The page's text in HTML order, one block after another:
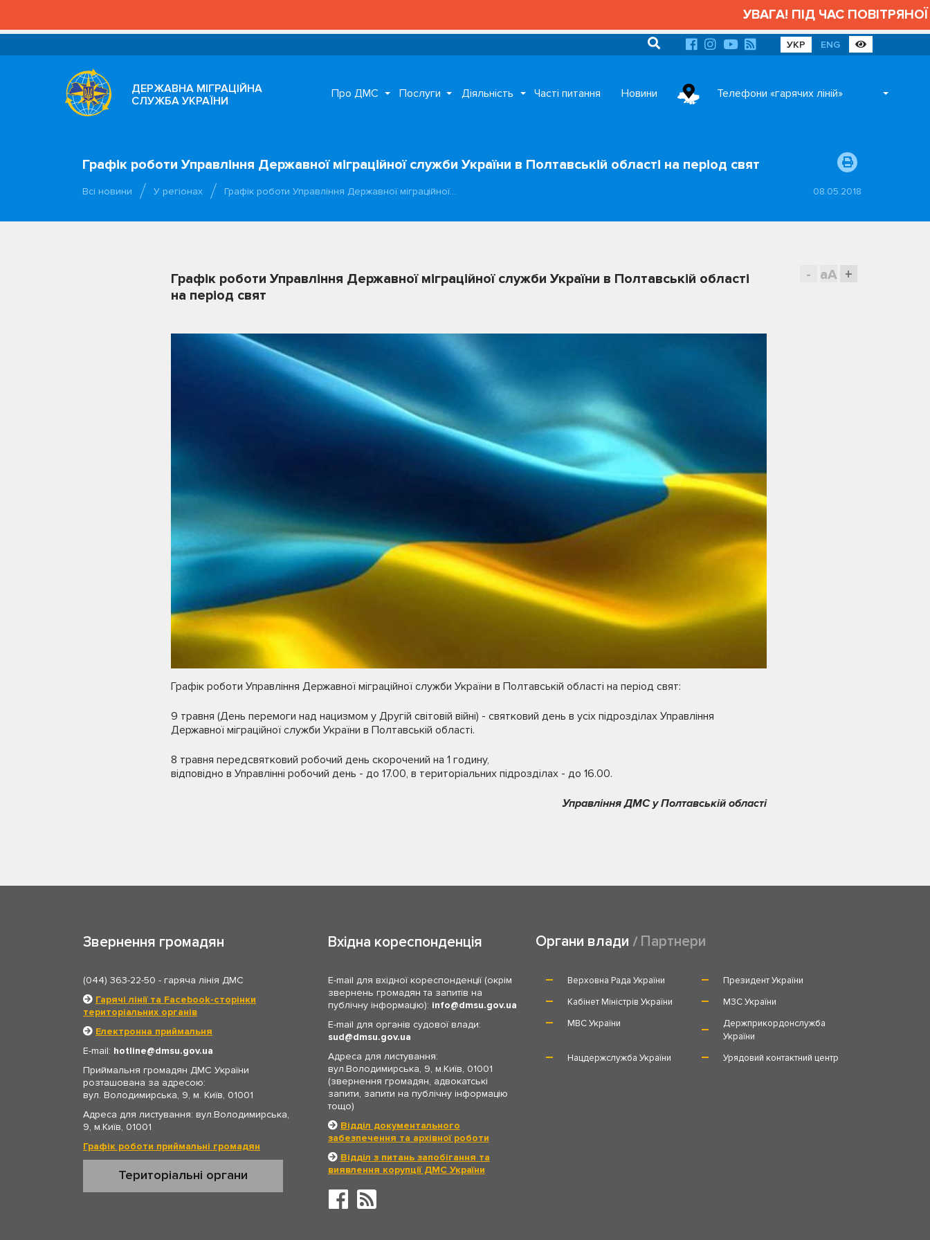
УВАГА! ПІД ЧАС ПОВІТРЯНОЇ
УКР ENG
ДЕРЖАВНА МІГРАЦІЙНА
СЛУЖБА УКРАЇНИ
Про ДМС Послуги Діяльність Часті питання Новини Телефони «гарячих ліній»
Графік роботи Управління Державної міграційної служби України в Полтавській області на період свят
Всі новини У регіонах Графік роботи Управління Державної міграційної… 08.05.2018
- aA +
Графік роботи Управління Державної міграційної служби України в Полтавській області
на період свят
Графік роботи Управління Державної міграційної служби України в Полтавській області на період свят:
9 травня (День перемоги над нацизмом у Другій світовій війні) - святковий день в усіх підрозділах Управління
Державної міграційної служби України в Полтавській області.
8 травня передсвятковий робочий день скорочений на 1 годину,
відповідно в Управлінні робочий день - до 17.00, в територіальних підрозділах - до 16.00.
Управління ДМС у Полтавській області
Звернення громадян
(044) 363-22-50 - гаряча лінія ДМС
Гарячі лінії та Facebook-сторінки
територіальних органів
Електронна приймальня
E-mail: hotline
dmsu.gov.ua
Приймальня громадян ДМС України
розташована за адресою:
вул. Володимирська, 9, м. Київ, 01001
Адреса для листування: вул.Володимирська,
9, м.Київ, 01001
Графік роботи приймальні громадян
Територіальні органи
Вхідна кореспонденція
E-mail для вхідної кореспонденції (окрім
звернень громадян та запитів на
публічну інформацію): info
dmsu.gov.ua
E-mail для органів судової влади:
sud
dmsu.gov.ua
Адреса для листування:
вул.Володимирська, 9, м.Київ, 01001
(звернення громадян, адвокатські
запити, запити на публічну інформацію
тощо)
Відділ документального
забезпечення та архівної роботи
Відділ з питань запобігання та
виявлення корупції ДМС України
Органи влади Партнери
Верховна Рада України
Президент України
Кабінет Міністрів України
МЗС України
МВС України
Держприкордонслужба
України
Нацдержслужба України
Урядовий контактний центр